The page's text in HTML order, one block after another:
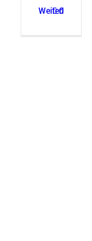
Weiterlesen
0